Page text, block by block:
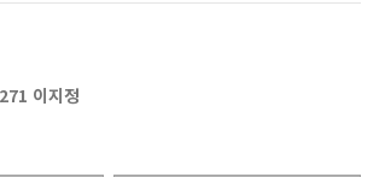
이지정